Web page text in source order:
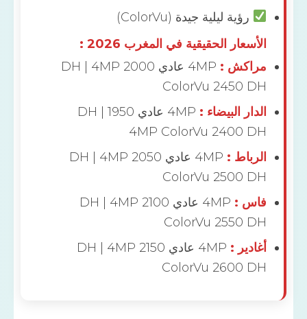
رؤية ليلية جيدة (ColorVu)
الحقيقية في المغرب 2026 :
:
4MP عادي 2000 DH | 4MP
ColorVu 2450
البيضاء :
4MP عادي 1950 DH |
4MP ColorVu 2400
:
4MP عادي 2050 DH | 4MP
ColorVu 2500
4MP عادي 2100 DH | 4MP
ColorVu 2550
4MP عادي 2150 DH | 4MP
ColorVu 2600